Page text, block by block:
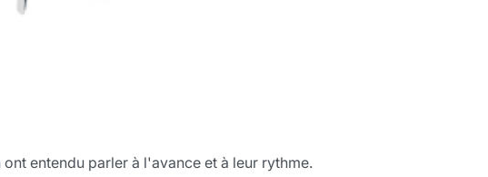
entendu parler à l'avance et à leur rythme.